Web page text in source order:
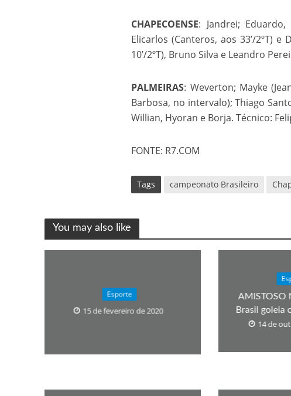
CHAPECOENSE: Jandrei;
Elicarlos (Canteros, aos 33’/2ºT) e
10’/2ºT), Bruno Silva e Leandro
PALMEIRAS: Weverton; Mayke
Barbosa, no intervalo); Thiago
Willian, Hyoran e Borja. Técnico:
FONTE: R7.COM
Tags campeonato Brasileiro
You may also like
Esporte
15 de fevereiro de 2020
AMISTOSO
Brasil goleia
14 de